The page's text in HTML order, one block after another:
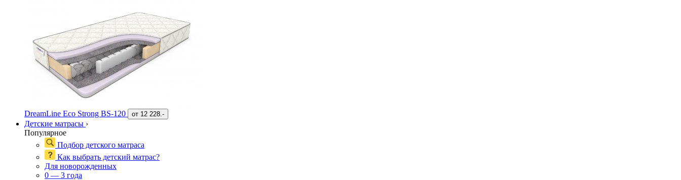
DreamLine Eco Strong BS-120 от 12 228.-
Детские матрасы ›
Популярное
Подбор детского матраса
Как выбрать детский матрас?
Для новорожденных
0 — 3 года